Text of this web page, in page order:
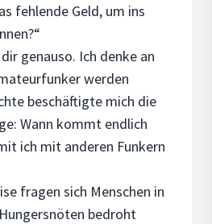
fehlende Geld, um ins
genauso. Ich denke an
werden
beschäftigte mich die
Wann kommt endlich
ich mit anderen Funkern
fragen sich Menschen in
bedroht